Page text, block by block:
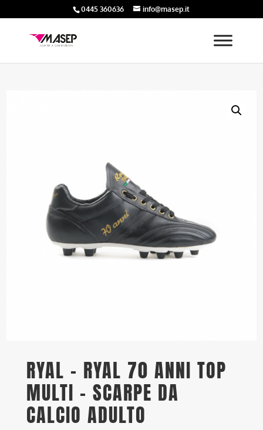
0445 360636 info@masep.it
RYAL – RYAL 70 ANNI TOP
MULTI – SCARPE DA
CALCIO ADULTO